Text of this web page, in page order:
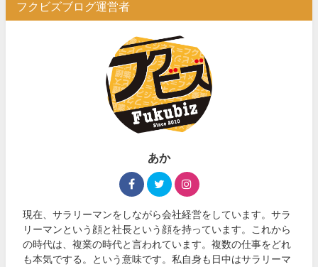
フクビズブログ運営者
あか
現在、サラリーマンをしながら会社経営をしています。サラ
リーマンという顔と社長という顔を持っています。これから
の時代は、複業の時代と言われています。複数の仕事をどれ
も本気でする。という意味です。私自身も日中はサラリーマ